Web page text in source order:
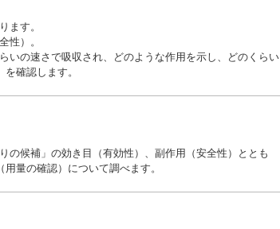
ます。
性）。
いの速さで吸収され、どのような作用を示し、どのくらい
確認します。
の候補」の効き目（有効性）、副作用（安全性）ととも
量の確認）について調べます。